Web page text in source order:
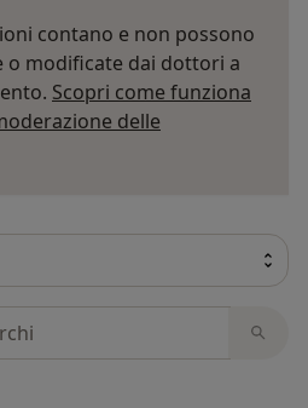
contano e non possono
o modificate dai dottori a
Scopri come funziona
delle